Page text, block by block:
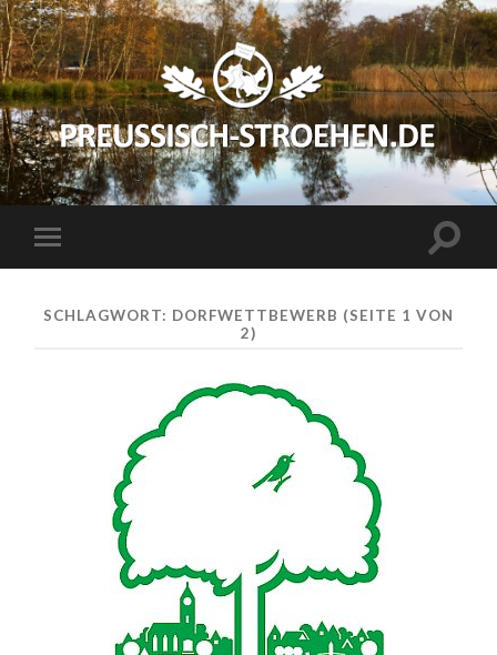
preussisch-
stroehen.de
Mobile-
Menü
SCHLAGWORT: DORFWETTBEWERB (SEITE 1 VON
2)